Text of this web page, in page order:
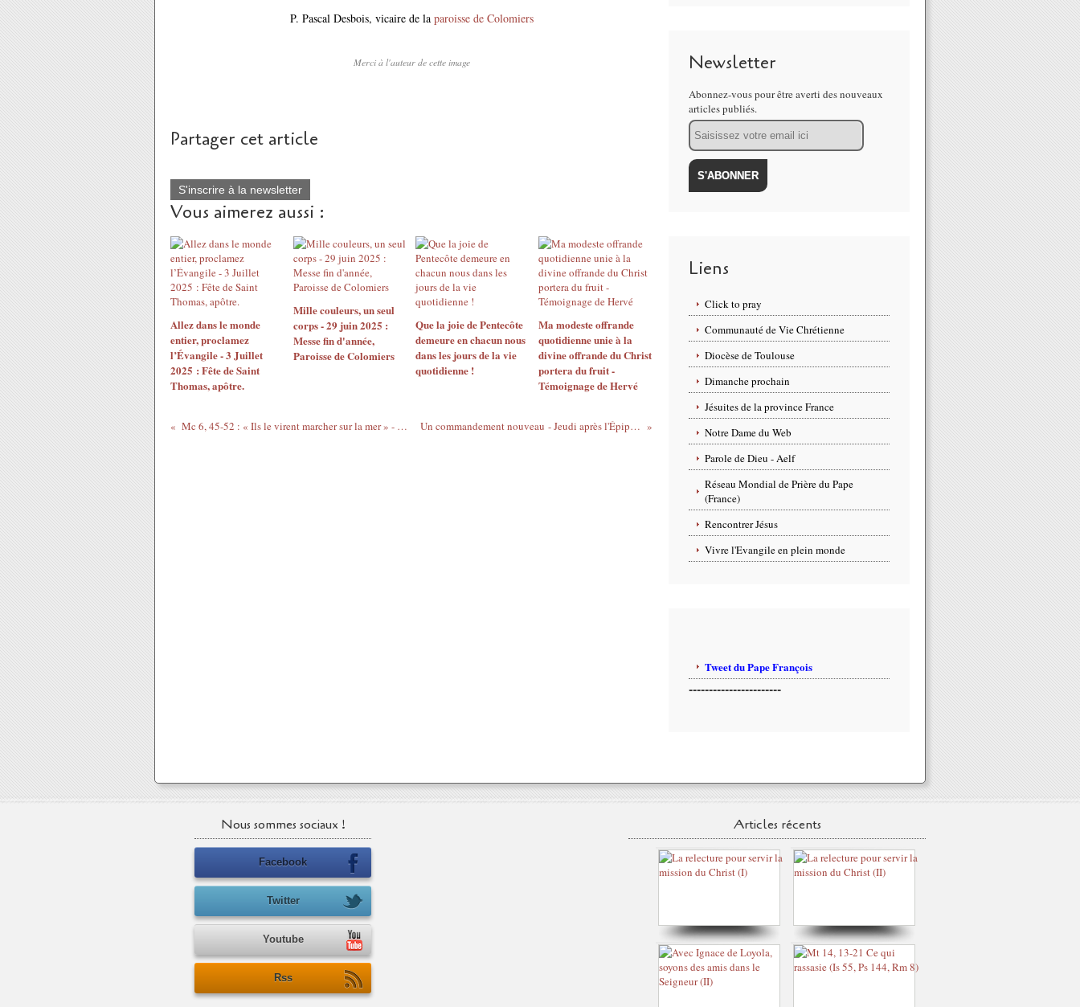
P. Pascal Desbois, vicaire de la paroisse de Colomiers
Merci à l'auteur de cette image
Partager cet article
S'inscrire à la newsletter
Vous aimerez aussi :
Allez dans le monde
entier, proclamez
l’Évangile - 3 Juillet
2025 : Fête de Saint
Thomas, apôtre.
Mille couleurs, un seul
corps - 29 juin 2025 :
Messe fin d'année,
Paroisse de Colomiers
Que la joie de Pentecôte
demeure en chacun nous
dans les jours de la vie
quotidienne !
Ma modeste offrande
quotidienne unie à la
divine offrande du Christ
portera du fruit -
Témoignage de Hervé
Mc 6, 45-52 : « Ils le virent marcher sur la mer » - Méditation du père Michel Quesnel Un commandement nouveau - Jeudi après l'Épiphanie — Année C : 9 janvier 2025
Newsletter
Abonnez-vous pour être averti des nouveaux
articles publiés.
Email
Liens
Click to pray
Communauté de Vie Chrétienne
Diocèse de Toulouse
Dimanche prochain
Jésuites de la province France
Notre Dame du Web
Parole de Dieu - Aelf
Réseau Mondial de Prière du Pape
(France)
Rencontrer Jésus
Vivre l'Evangile en plein monde
Tweet du Pape François
-----------------------
Nous sommes sociaux !
Facebook
Twitter
Youtube
Rss
Articles récents